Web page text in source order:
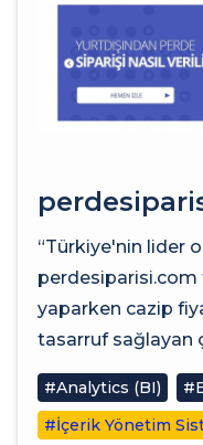
“Türkiye'nin lider
perdesiparisi.com
yaparken cazip
tasarruf sağlayan
#Analytics (BI)
#İçerik Yönetim